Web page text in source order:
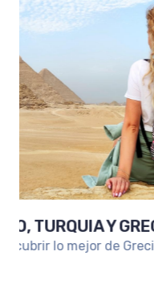
PAQUETE A
Disfruta tus